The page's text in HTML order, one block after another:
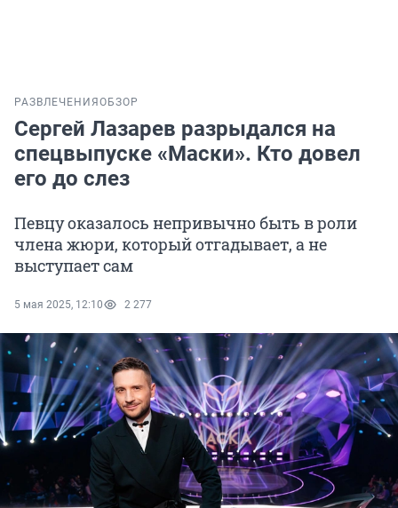
РАЗВЛЕЧЕНИЯ ОБЗОР
Сергей Лазарев разрыдался на
спецвыпуске «Маски». Кто довел
его до слез
Певцу оказалось непривычно быть в роли
члена жюри, который отгадывает, а не
выступает сам
5 мая 2025, 12:10 2 277